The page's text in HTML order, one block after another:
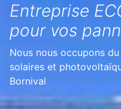
Entreprise
pour vos
Nous nous occupons
solaires et
Bornival